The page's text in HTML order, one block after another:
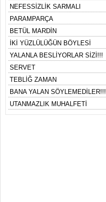
NEFESSİZLİK SARMALI
PARAMPARÇA
BETÜL MARDİN
İKİ YÜZLÜLÜĞÜN BÖYLESİ
YALANLA BESLİYORLAR SİZİ!!!
SERVET
TEBLİĞ ZAMAN
BANA YALAN SÖYLEMEDİLER!!!
UTANMAZLIK MUHALFETİ